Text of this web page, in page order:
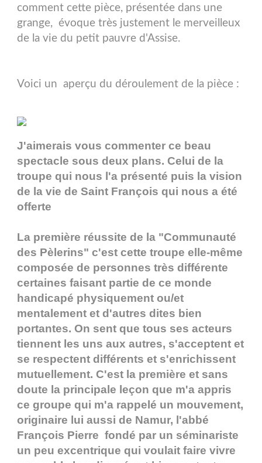
comment cette pièce, présentée dans une
grange, évoque très justement le merveilleux
de la vie du petit pauvre d'Assise.
Voici un aperçu du déroulement de la pièce :
J'aimerais vous commenter ce beau
spectacle sous deux plans. Celui de la
troupe qui nous l'a présenté puis la vision
de la vie de Saint François qui nous a été
offerte
La première réussite de la "Communauté
des Pèlerins" c'est cette troupe elle-même
composée de personnes très différente
certaines faisant partie de ce monde
handicapé physiquement ou/et
mentalement et d'autres dites bien
portantes. On sent que tous ses acteurs
tiennent les uns aux autres, s'acceptent et
se respectent différents et s'enrichissent
mutuellement. C'est la première et sans
doute la principale leçon que m'a appris
ce groupe qui m'a rappelé un mouvement,
originaire lui aussi de Namur, l'abbé
François Pierre fondé par un séminariste
un peu excentrique qui voulait faire vivre